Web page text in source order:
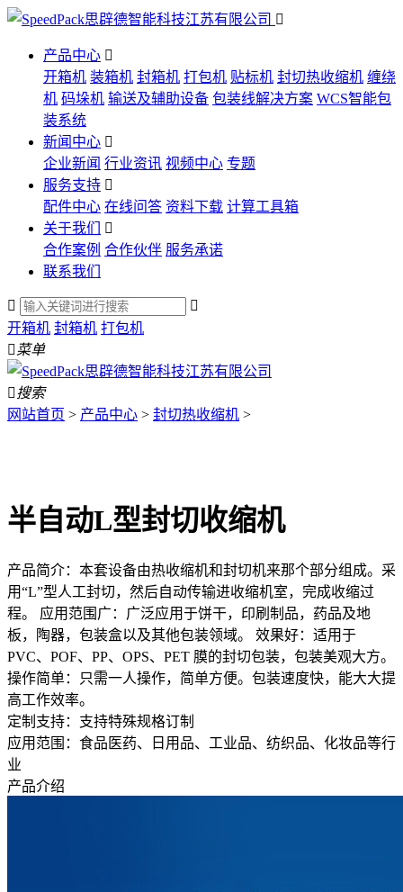

产品中心 
开箱机 装箱机 封箱机 打包机 贴标机 封切热收缩机 缠绕
机 码垛机 输送及辅助设备 包装线解决方案 WCS智能包
装系统
新闻中心 
企业新闻 行业资讯 视频中心 专题
服务支持 
配件中心 在线问答 资料下载 计算工具箱
关于我们

合作案例 合作伙伴 服务承诺
联系我们


开箱机 封箱机 打包机
菜单
搜索
网站首页 > 产品中心 > 封切热收缩机 >
半自动L型封切收缩机
产品简介： 本套设备由热收缩机和封切机来那个部分组成。采
用“L”型人工封切，然后自动传输进收缩机室，完成收缩过
程。 应用范围广：广泛应用于饼干，印刷制品，药品及地
板，陶器，包装盒以及其他包装领域。 效果好：适用于
PVC、POF、PP、OPS、PET 膜的封切包装，包装美观大方。
操作简单：只需一人操作，简单方便。包装速度快，能大大提
高工作效率。
定制支持： 支持特殊规格订制
应用范围： 食品医药、日用品、工业品、纺织品、化妆品等行
业
产品介绍